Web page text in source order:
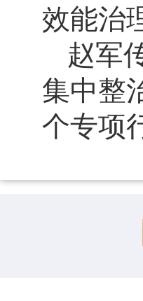
效能治
赵军
集中整
个专项